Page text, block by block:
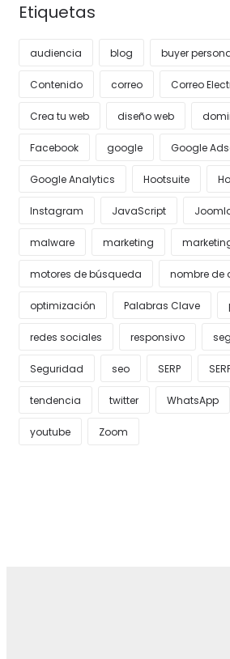
Etiquetas
audiencia blog buyer
Contenido correo Correo
Crea tu web diseño web
Facebook google Google
Google Analytics Hootsuite
Instagram JavaScript
malware marketing
motores de búsqueda nombre de
optimización Palabras Clave
redes sociales responsivo
Seguridad seo SERP
tendencia twitter WhatsApp
youtube Zoom